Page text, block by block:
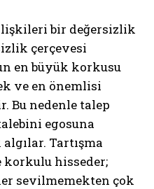
bir değersizlik
çerçevesi
en büyük korkusu
ve en önemlisi
Bu nedenle talep
egosuna
Tartışma
korkulu hisseder;
sevilmemekten çok